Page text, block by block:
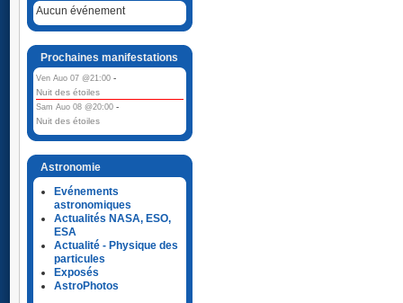
Aucun événement
Prochaines manifestations
Ven Auo 07 @21:00 -
Nuit des étoiles
Sam Auo 08 @20:00 -
Nuit des étoiles
Astronomie
Evénements
astronomiques
Actualités NASA, ESO,
ESA
Actualité - Physique des
particules
Exposés
AstroPhotos